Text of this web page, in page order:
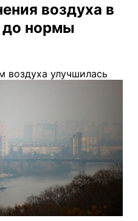
воздуха в
до нормы
воздуха улучшилась